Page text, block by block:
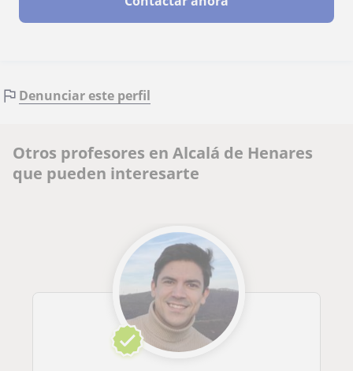
Denunciar este perfil
Otros profesores en Alcalá de Henares
que pueden interesarte